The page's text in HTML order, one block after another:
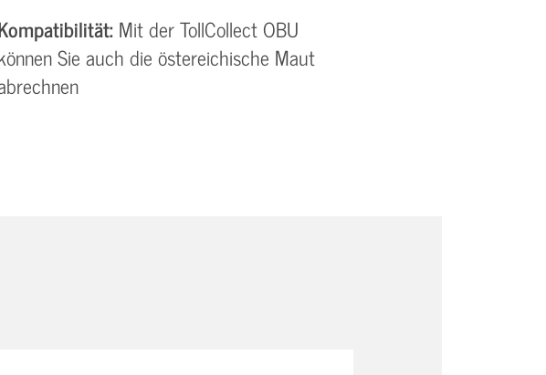
Mit der TollCollect OBU
Sie auch die östereichische Maut